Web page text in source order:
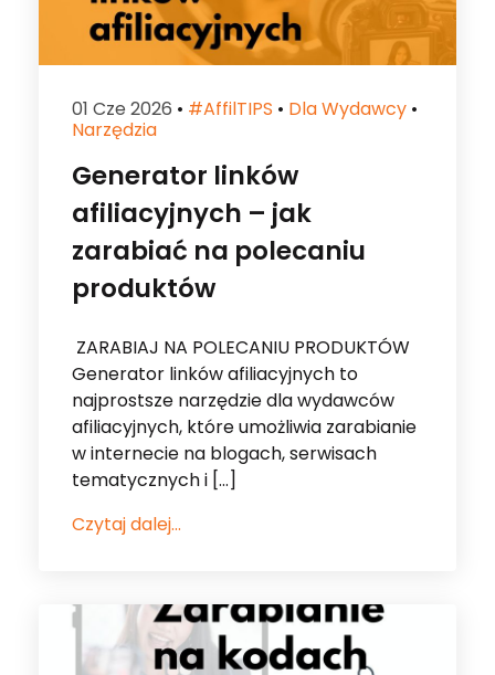
01 Cze 2026 • #affilTIPS • Dla Wydawcy •
Narzędzia
Generator linków
afiliacyjnych – jak
zarabiać na polecaniu
produktów
ZARABIAJ NA POLECANIU PRODUKTÓW
Generator linków afiliacyjnych to
najprostsze narzędzie dla wydawców
afiliacyjnych, które umożliwia zarabianie
w internecie na blogach, serwisach
tematycznych i […]
Czytaj dalej...